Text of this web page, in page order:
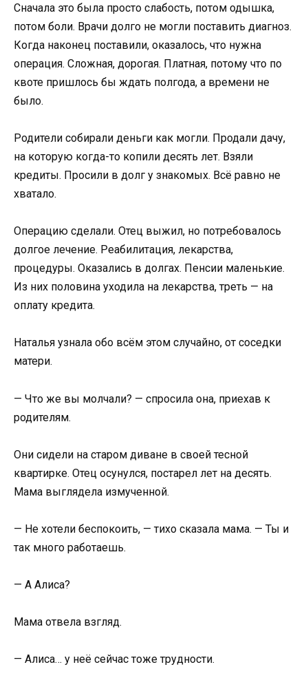
Сначала это была просто слабость, потом одышка,
потом боли. Врачи долго не могли поставить диагноз.
Когда наконец поставили, оказалось, что нужна
операция. Сложная, дорогая. Платная, потому что по
квоте пришлось бы ждать полгода, а времени не
было.
Родители собирали деньги как могли. Продали дачу,
на которую когда-то копили десять лет. Взяли
кредиты. Просили в долг у знакомых. Всё равно не
хватало.
Операцию сделали. Отец выжил, но потребовалось
долгое лечение. Реабилитация, лекарства,
процедуры. Оказались в долгах. Пенсии маленькие.
Из них половина уходила на лекарства, треть — на
оплату кредита.
Наталья узнала обо всём этом случайно, от соседки
матери.
— Что же вы молчали? — спросила она, приехав к
родителям.
Они сидели на старом диване в своей тесной
квартирке. Отец осунулся, постарел лет на десять.
Мама выглядела измученной.
— Не хотели беспокоить, — тихо сказала мама. — Ты и
так много работаешь.
— А Алиса?
Мама отвела взгляд.
— Алиса… у неё сейчас тоже трудности.